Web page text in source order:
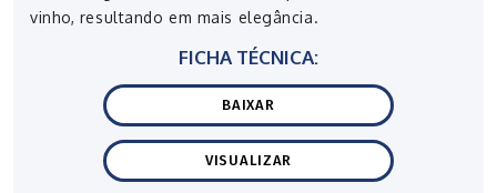
vinho, resultando em mais elegância.
FICHA TÉCNICA:
BAIXAR
VISUALIZAR